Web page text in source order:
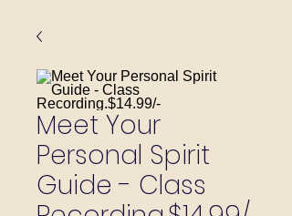
Meet Your
Personal Spirit
Guide - Class